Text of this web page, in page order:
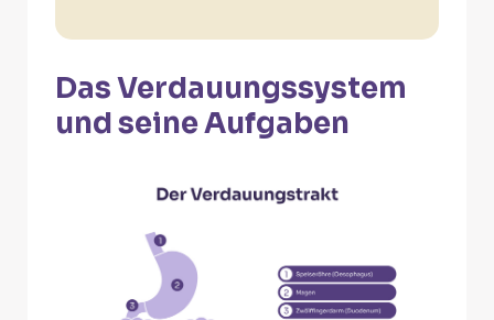
Das Verdauungssystem
und seine Aufgaben